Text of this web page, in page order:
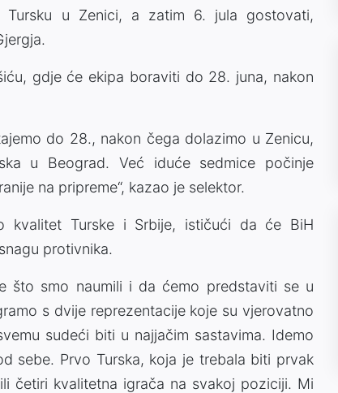
u Zenici, a zatim 6. jula gostovati,
gdje će ekipa boraviti do 28. juna, nakon
do 28., nakon čega dolazimo u Zenicu,
u Beograd. Već iduće sedmice počinje
na pripreme“, kazao je selektor.
kvalitet Turske i Srbije, ističući da će BiH
protivnika.
što smo naumili i da ćemo predstaviti se u
s dvije reprezentacije koje su vjerovatno
sudeći biti u najjačim sastavima. Idemo
sebe. Prvo Turska, koja je trebala biti prvak
četiri kvalitetna igrača na svakoj poziciji. Mi